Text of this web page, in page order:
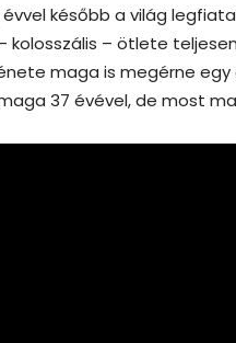
később a világ
kolosszális – ötlete
maga is megérne egy
37 évével, de most